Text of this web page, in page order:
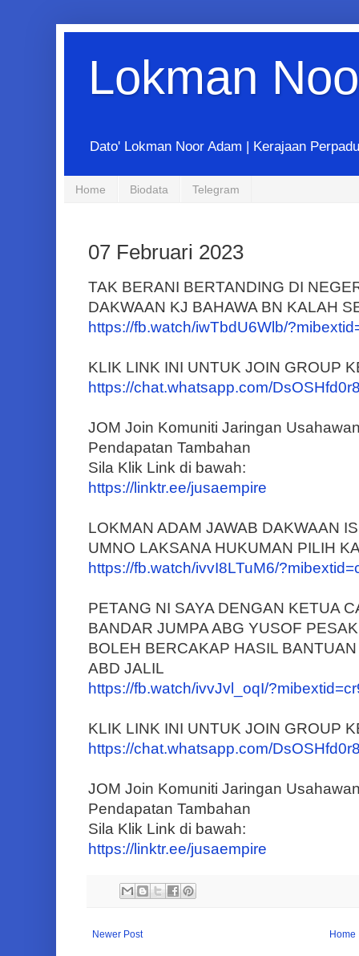
Lokman
Dato' Lokman Noor Adam | Kerajaan
Home Biodata Telegram
07 Februari 2023
TAK BERANI BERTANDING DI
DAKWAAN KJ BAHAWA BN KALAH
https://fb.watch/iwTbdU6Wlb/
KLIK LINK INI UNTUK JOIN GROUP
https://chat.whatsapp.com/
JOM Join Komuniti Jaringan
Pendapatan Tambahan
Sila Klik Link di bawah:
https://linktr.ee/jusaempire
LOKMAN ADAM JAWAB DAKWAAN
UMNO LAKSANA HUKUMAN PILIH
https://fb.watch/ivvI8LTuM6/
PETANG NI SAYA DENGAN KETUA
BANDAR JUMPA ABG YUSOF
BOLEH BERCAKAP HASIL
ABD JALIL
https://fb.watch/ivvJvl_oqI/
KLIK LINK INI UNTUK JOIN GROUP
https://chat.whatsapp.com/
JOM Join Komuniti Jaringan
Pendapatan Tambahan
Sila Klik Link di bawah:
https://linktr.ee/jusaempire
Newer Post Home